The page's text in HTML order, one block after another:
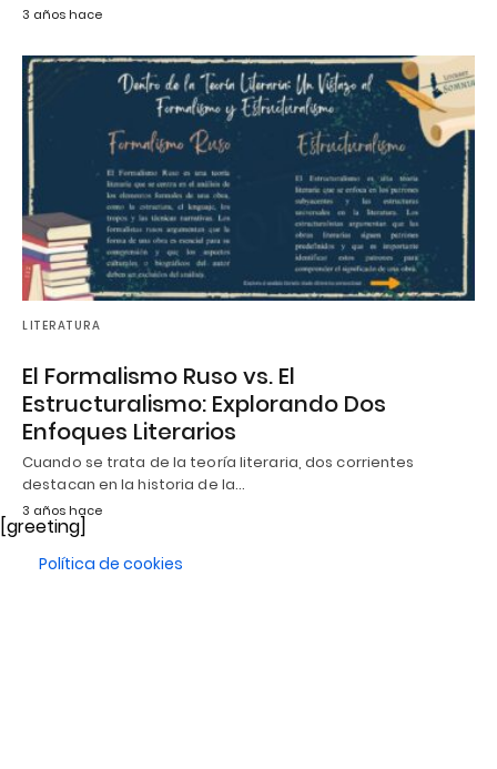
3 años hace
LITERATURA
El Formalismo Ruso vs. El
Estructuralismo: Explorando Dos
Enfoques Literarios
Cuando se trata de la teoría literaria, dos corrientes
destacan en la historia de la…
3 años hace
[greeting]
Política de cookies